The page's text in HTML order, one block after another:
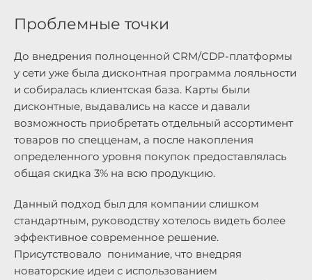
Проблемные точки
До внедрения полноценной CRM/CDP-платформы
у сети уже была дисконтная программа лояльности
и собиралась клиентская база. Карты были
дисконтные, выдавались на кассе и давали
возможность приобретать отдельный ассортимент
товаров по спецценам, а после накопления
определенного уровня покупок предоставлялась
общая скидка 3% на всю продукцию.
Данный подход был для компании слишком
стандартным, руководству хотелось видеть более
эффективное современное решение.
Присутствовало понимание, что внедряя
новаторские идеи с использованием